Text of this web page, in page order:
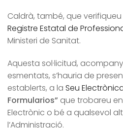
Caldrà, també, que
Registre Estatal de
Ministeri de Sanitat.
Aquesta sol·licitud,
esmentats, s’hauria de
establerts, a la Seu
Formularios” que trobareu
Electrònic o bé a qualsevol
l’Administració.